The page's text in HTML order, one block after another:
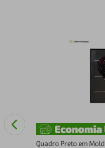
Quadro Preto em